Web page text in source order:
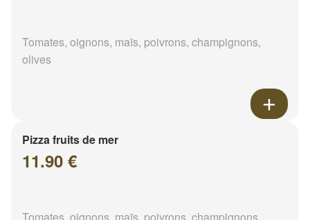
Tomates, oignons, maïs, poivrons, champignons,
olives
Pizza fruits de mer
11.90 €
Tomates, oignons, maïs, poivrons, champignons,